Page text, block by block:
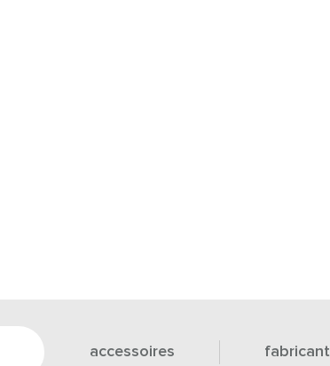
accessoires fabricant